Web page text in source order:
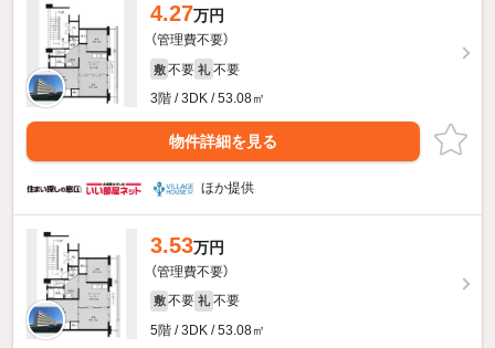
4.27万円
（管理費不要）
敷 不要 礼 不要
3階 / 3DK / 53.08㎡
物件詳細を見る
ほか提供
3.53万円
（管理費不要）
敷 不要 礼 不要
5階 / 3DK / 53.08㎡